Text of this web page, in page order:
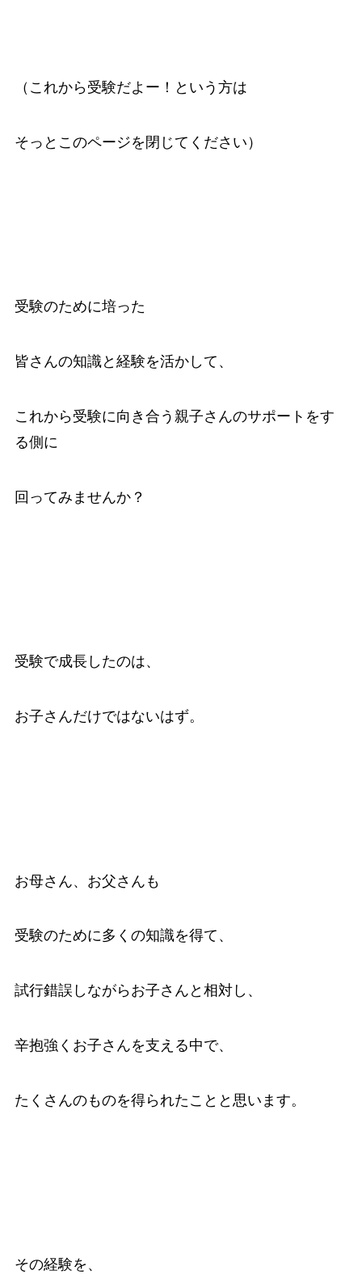
（これから受験だよー！という方は
そっとこのページを閉じてください）
受験のために培った
皆さんの知識と経験を活かして、
これから受験に向き合う親子さんのサポートをす
る側に
回ってみませんか？
受験で成長したのは、
お子さんだけではないはず。
お母さん、お父さんも
受験のために多くの知識を得て、
試行錯誤しながらお子さんと相対し、
辛抱強くお子さんを支える中で、
たくさんのものを得られたことと思います。
その経験を、